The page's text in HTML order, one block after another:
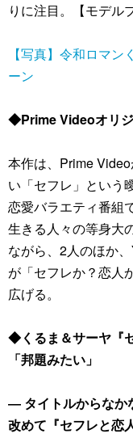
りに注目。【モデル
【写真】令和ロマ
ーン
◆Prime Videoオリジ
本作は、Prime
い「セフレ」という
恋愛バラエティ番組
生きる人々の等身大
ながら、2人のほか
が「セフレか？恋人
広げる。
◆くるま＆サーヤ『
「邦題みたい」
― タイトルからなか
改めて『セフレと恋